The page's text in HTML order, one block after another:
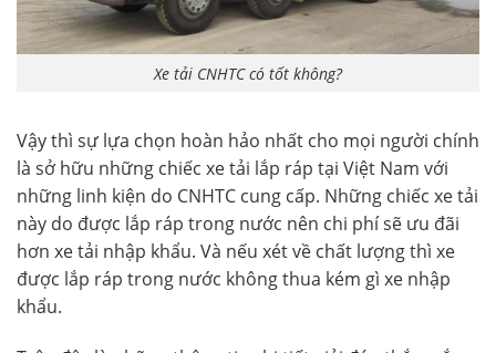
Xe tải CNHTC có tốt không?
Vậy thì sự lựa chọn hoàn hảo nhất cho mọi người chính
là sở hữu những chiếc xe tải lắp ráp tại Việt Nam với
những linh kiện do CNHTC cung cấp. Những chiếc xe tải
này do được lắp ráp trong nước nên chi phí sẽ ưu đãi
hơn xe tải nhập khẩu. Và nếu xét về chất lượng thì xe
được lắp ráp trong nước không thua kém gì xe nhập
khẩu.